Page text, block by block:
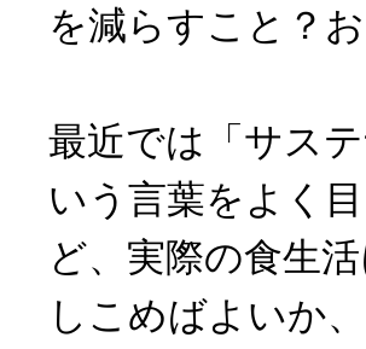
を減らすこと？
最近では「サス
いう言葉をよく
ど、実際の食生
しこめばよいか